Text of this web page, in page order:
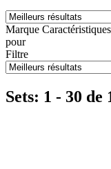
Marque Caractéristiques
pour
Filtre
Sets: 1 - 30